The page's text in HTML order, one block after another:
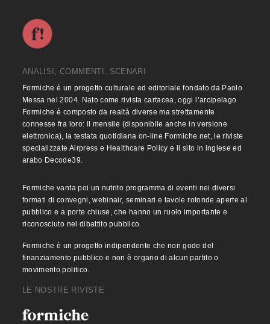
ANALISI, COMMENTI, SCENARI
Formiche è un progetto culturale ed editoriale fondato da Paolo
Messa nel 2004. Nato come rivista cartacea, oggi l’arcipelago
Formiche è composto da realtà diverse ma strettamente
connesse fra loro: il mensile (disponibile anche in versione
elettronica), la testata quotidiana on-line Formiche.net, le riviste
specializzate Airpress e Healthcare Policy e il sito in inglese ed
arabo Decode39.
Formiche vanta poi un nutrito programma di eventi nei diversi
formati di convegni, webinair, seminari e tavole rotonde aperte al
pubblico e a porte chiuse, che hanno un ruolo importante e
riconosciuto nel dibattito pubblico.
Formiche è un progetto indipendente che non gode del
finanziamento pubblico e non è organo di alcun partito o
movimento politico.
LE NOSTRE RIVISTE